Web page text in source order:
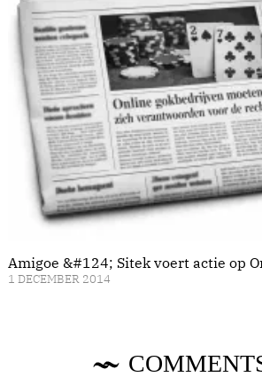
Amigoe &#124; Sitek voert actie op
1 DECEMBER 2014